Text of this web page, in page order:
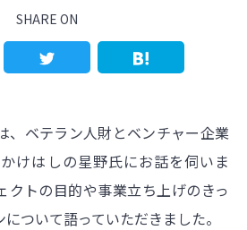
SHARE ON
、ベテラン人財とベンチャー企業
けはしの星野氏にお話を伺いま
クトの目的や事業立ち上げのきっ
ついて語っていただきました。